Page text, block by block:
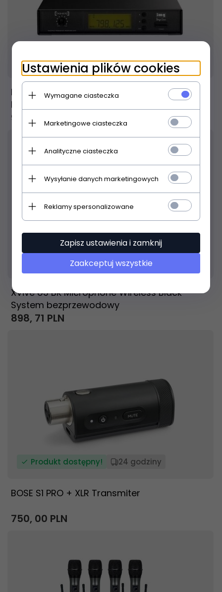
Produkt dostępny! 24 godziny
IMG Stage Line TXS-870 odbiornik
bezprzewodowy
967, 00 PLN
Produkt dostępny! 9 dni
XVive U3 BK Microphone Wireless Black
System bezprzewodowy
898, 71 PLN
Produkt dostępny! 24 godziny
BOSE S1 PRO + XLR Transmiter
750, 00 PLN
Ustawienia plików cookies
Wymagane ciasteczka
Marketingowe ciasteczka
Analityczne ciasteczka
Wysyłanie danych marketingowych
Reklamy spersonalizowane
Zapisz ustawienia i zamknij
Zaakceptuj wszystkie